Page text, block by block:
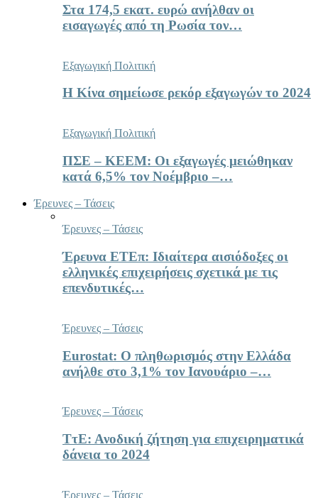
Στα 174,5 εκατ. ευρώ ανήλθαν οι
εισαγωγές από τη Ρωσία τον…
Εξαγωγική Πολιτική
Η Κίνα σημείωσε ρεκόρ εξαγωγών το 2024
Εξαγωγική Πολιτική
ΠΣΕ – ΚΕΕΜ: Οι εξαγωγές μειώθηκαν
κατά 6,5% τον Νοέμβριο –…
Έρευνες – Τάσεις
Έρευνες – Τάσεις
Έρευνα ΕΤΕπ: Ιδιαίτερα αισιόδοξες οι
ελληνικές επιχειρήσεις σχετικά με τις
επενδυτικές…
Έρευνες – Τάσεις
Eurostat: Ο πληθωρισμός στην Ελλάδα
ανήλθε στο 3,1% τον Ιανουάριο –…
Έρευνες – Τάσεις
ΤτΕ: Ανοδική ζήτηση για επιχειρηματικά
δάνεια το 2024
Έρευνες – Τάσεις